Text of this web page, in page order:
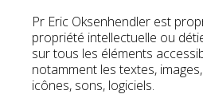
Pr Eric Oksenhendler est
propriété intellectuelle ou
sur tous les éléments
notamment les textes,
icônes, sons, logiciels.